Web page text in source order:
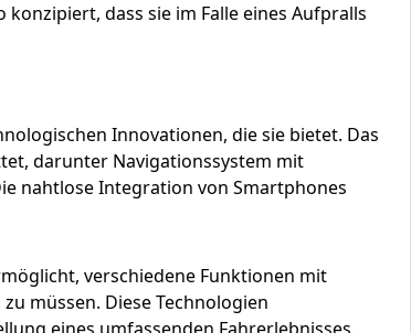
konzipiert, dass sie im Falle eines Aufpralls
Innovationen, die sie bietet. Das
darunter Navigationssystem mit
nahtlose Integration von Smartphones
verschiedene Funktionen mit
müssen. Diese Technologien